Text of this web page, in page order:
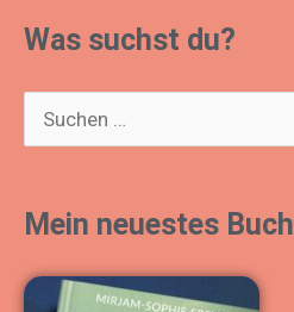
Was suchst du?
c
e
Mein neuestes Buch